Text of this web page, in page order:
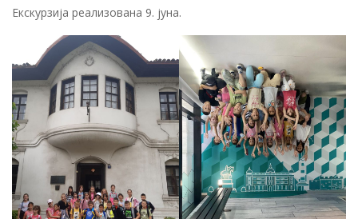
Екскурзија реализована 9. јуна.